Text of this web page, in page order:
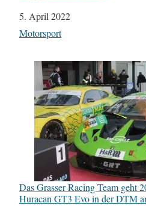
Datum
5. April 2022
In Bezug auf
Motorsport
Das Grasser Racing Team geht
Huracan GT3 Evo in der DTM